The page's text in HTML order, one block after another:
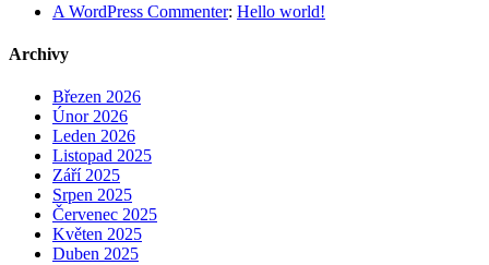
A WordPress Commenter: Hello world!
Archivy
Březen 2026
Únor 2026
Leden 2026
Listopad 2025
Září 2025
Srpen 2025
Červenec 2025
Květen 2025
Duben 2025